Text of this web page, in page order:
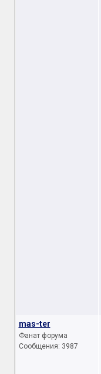
mas-ter
Фанат форума
Сообщения: 3987